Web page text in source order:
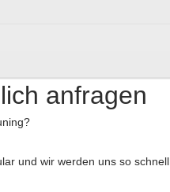
anfragen
und wir werden uns so